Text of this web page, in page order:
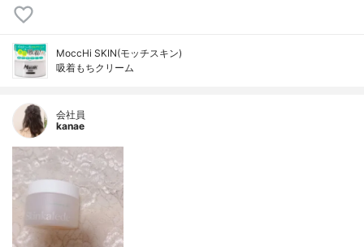
MoccHi SKIN(モッチスキン)
吸着もちクリーム
会社員
kanae